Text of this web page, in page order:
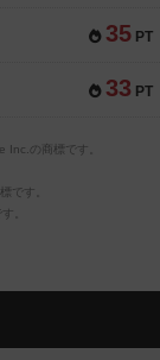
35 PT
33 PT
Inc.の商標です。
です。
。